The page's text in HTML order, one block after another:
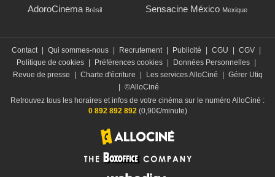
AdoroCinema Brésil Sensacine México Mexique
Contact Qui sommes-nous Recrutement Publicité CGU CGV
Politique de cookies
Préférences cookies Données Personnelles
Revue de presse
Charte d'écriture Les services AlloCiné
Gérer Utiq
©AlloCiné
Retrouvez tous les horaires et infos de votre cinéma sur le numéro AlloCiné :
0 892 892 892(0,90€/minute)